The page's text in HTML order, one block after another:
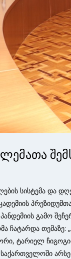
სისტემა
გამო
ჩატარდა
ტარიელ